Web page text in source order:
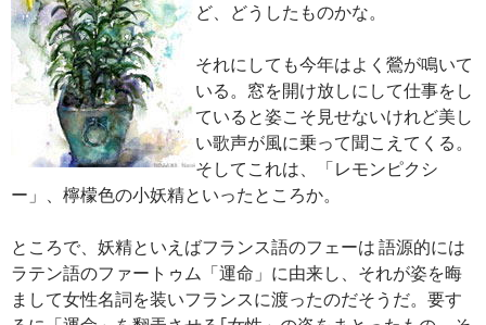
ど、どうしたものかな。
それにしても今年はよく鶯が鳴いて
いる。窓を開け放しにして仕事をし
ていると姿こそ見せないけれど美し
い歌声が風に乗って聞こえてくる。
そしてこれは、「レモンピクシ
ー」、檸檬色の小妖精といったところか。
ところで、妖精といえばフランス語のフェーは 語源的には
ラテン語のファートゥム「運命」に由来し、それが姿を晦
まして女性名詞を装いフランスに渡ったのだそうだ。要す